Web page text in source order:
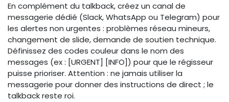
En complément du talkback, créez un canal de
messagerie dédié (Slack, WhatsApp ou Telegram) pour
les alertes non urgentes : problèmes réseau mineurs,
changement de slide, demande de soutien technique.
Définissez des codes couleur dans le nom des
messages (ex : [URGENT] [INFO]) pour que le régisseur
puisse prioriser. Attention : ne jamais utiliser la
messagerie pour donner des instructions de direct ; le
talkback reste roi.